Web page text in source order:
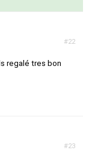
#22
regalé tres bon
#23